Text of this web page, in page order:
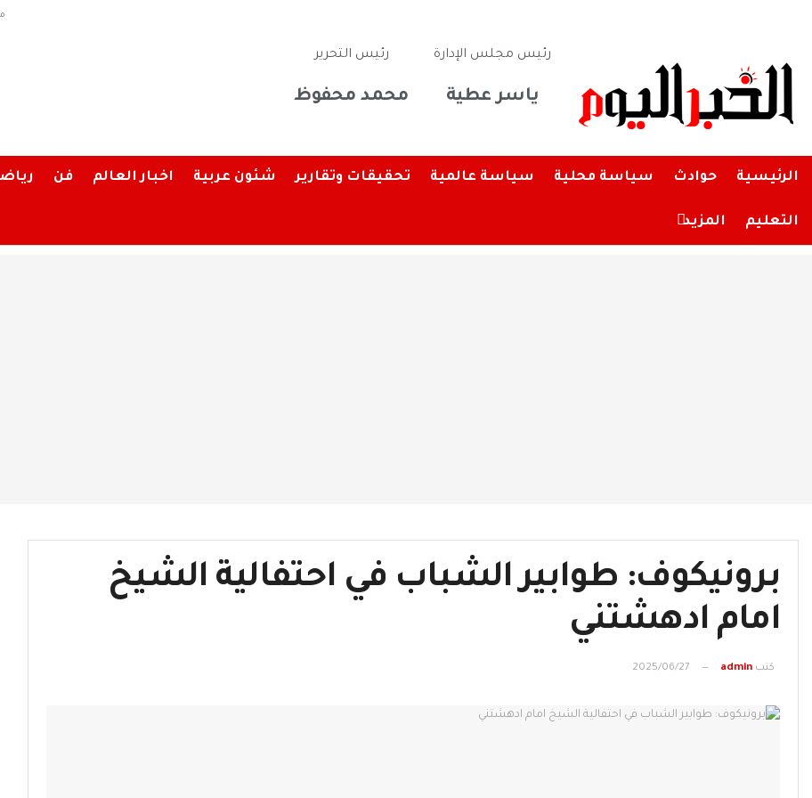
رئيس مجلس الإدارة
ياسر عطية
رئيس التحرير
محمد محفوظ
الرئيسية حوادث سياسة محلية سياسة عالمية تحقيقات وتقارير شئون عربية اخبار العالم فن
التعليم المزيد
برونيكوف: طوابير الشباب في احتفالية الشيخ
امام ادهشتني
كتب admin
2025/06/27